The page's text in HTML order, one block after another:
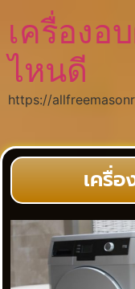
เครื่องอ
ไหนดี
https://
เครื่